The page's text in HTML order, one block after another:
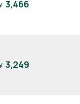
3,466
3,249